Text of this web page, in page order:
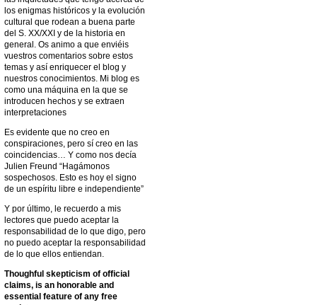
los enigmas históricos y la evolución
cultural que rodean a buena parte
del S. XX/XXI y de la historia en
general. Os animo a que enviéis
vuestros comentarios sobre estos
temas y así enriquecer el blog y
nuestros conocimientos. Mi blog es
como una máquina en la que se
introducen hechos y se extraen
interpretaciones
Es evidente que no creo en
conspiraciones, pero sí creo en las
coincidencias… Y como nos decía
Julien Freund “Hagámonos
sospechosos. Esto es hoy el signo
de un espíritu libre e independiente”
Y por último, le recuerdo a mis
lectores que puedo aceptar la
responsabilidad de lo que digo, pero
no puedo aceptar la responsabilidad
de lo que ellos entiendan.
Thoughful skepticism of official
claims, is an honorable and
essential feature of any free